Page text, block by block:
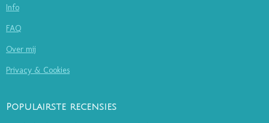
Info
FAQ
Over mij
Privacy & Cookies
Populairste recensies